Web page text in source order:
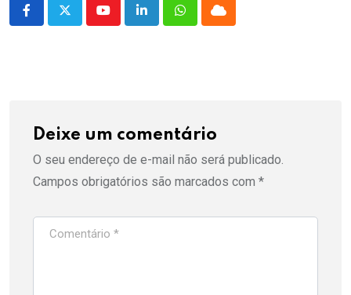
YoutubeLinkedInWhatsappCloud
Deixe um comentário
O seu endereço de e-mail não será publicado.
Campos obrigatórios são marcados com *